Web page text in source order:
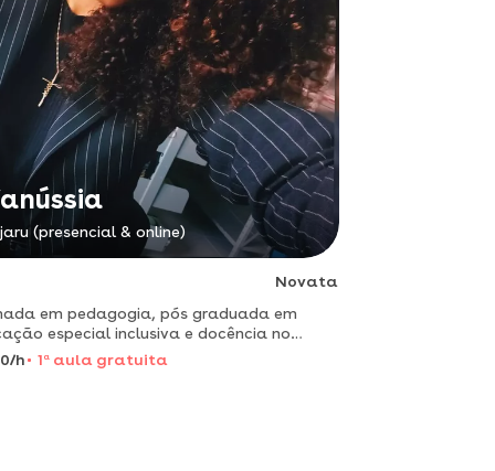
(presencial & online)
Novata
em pedagogia, pós graduada em
especial inclusiva e docência no
superior, curso de letras/português em
possuo experiência em sala de
h 1 aaula gratuita